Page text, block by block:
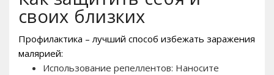
своих близких
Профилактика – лучший способ избежать заражения
малярией:
Использование репеллентов: Наносите